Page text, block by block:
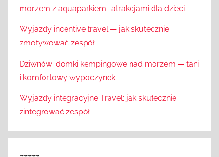
morzem z aquaparkiem i atrakcjami dla dzieci
Wyjazdy incentive travel — jak skutecznie
zmotywować zespół
Dziwnów: domki kempingowe nad morzem — tani
i komfortowy wypoczynek
Wyjazdy integracyjne Travel: jak skutecznie
zintegrować zespół